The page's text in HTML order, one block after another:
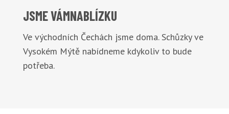
JSME VÁMNABLÍZKU
Ve východních Čechách jsme doma. Schůzky ve
Vysokém Mýtě nabídneme kdykoliv to bude
potřeba.